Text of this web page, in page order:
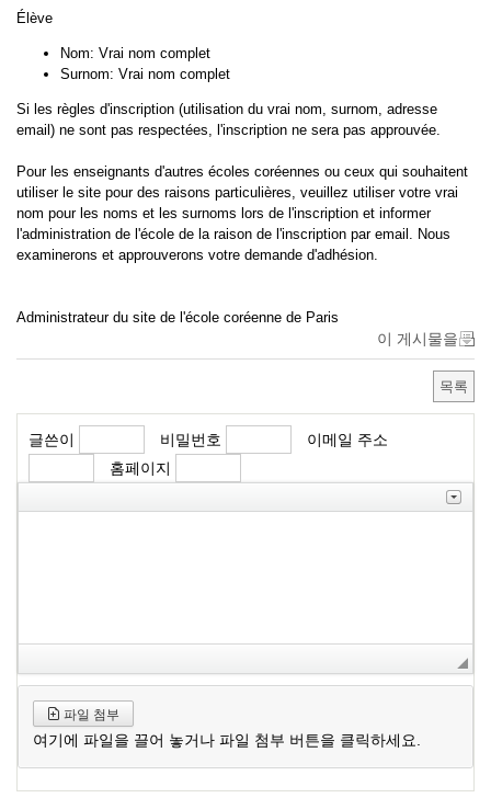
Élève
Nom: Vrai nom complet
Surnom: Vrai nom complet
Si les règles d'inscription (utilisation du vrai nom, surnom, adresse
email) ne sont pas respectées, l'inscription ne sera pas approuvée.
Pour les enseignants d'autres écoles coréennes ou ceux qui souhaitent
utiliser le site pour des raisons particulières, veuillez utiliser votre vrai
nom pour les noms et les surnoms lors de l'inscription et informer
l'administration de l'école de la raison de l'inscription par email. Nous
examinerons et approuverons votre demande d'adhésion.
Administrateur du site de l'école coréenne de Paris
이 게시물을
목록
글쓴이 비밀번호
이메일 주소
홈페이지
파일 첨부
여기에 파일을 끌어 놓거나 파일 첨부 버튼을 클릭하세요.